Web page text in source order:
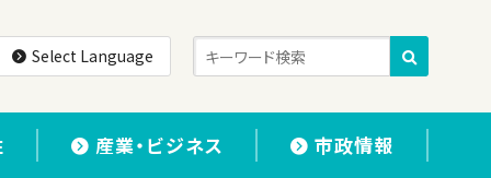
Select Language
産業・ビジネス 市政情報